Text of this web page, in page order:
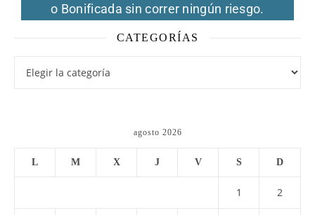
o Bonificada sin correr ningún riesgo.
Infórmate con nosotros
CATEGORÍAS
agosto 2026
L M X J V S D
1 2